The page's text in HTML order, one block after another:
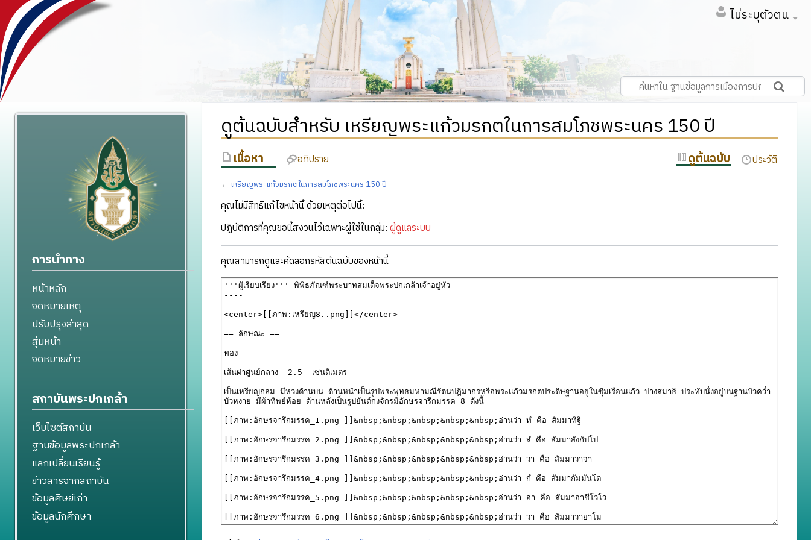
ไม่ระบุตัวตน
ดูต้นฉบับสำหรับ เหรียญพระแก้วมรกตในการสมโภชพระนคร 150 ปี
เนื้อหา อภิปราย ดูต้นฉบับ ประวัติ
← เหรียญพระแก้วมรกตในการสมโภชพระนคร 150 ปี
คุณไม่มีสิทธิแก้ไขหน้านี้ ด้วยเหตุต่อไปนี้:
ปฏิบัติการที่คุณขอนี้สงวนไว้เฉพาะผู้ใช้ในกลุ่ม: ผู้ดูแลระบบ
คุณสามารถดูและคัดลอกรหัสต้นฉบับของหน้านี้
การนำทาง
หน้าหลัก
จดหมายเหตุ
ปรับปรุงล่าสุด
สุ่มหน้า
จดหมายข่าว
สถาบันพระปกเกล้า
เว็บไซต์สถาบัน
ฐานข้อมูลพระปกเกล้า
แลกเปลี่ยนเรียนรู้
ข่าวสารจากสถาบัน
ข้อมูลศิษย์เก่า
ข้อมูลนักศึกษา